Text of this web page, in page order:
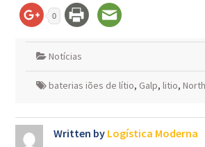
0
Notícias
baterias iões de lítio, Galp, litio,
Written by Logística Moderna